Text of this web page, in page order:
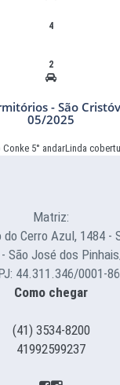
4
2
- São
05/2025
5° andarLinda
Matriz:
do Cerro Azul, 1484 -
São José dos
44.311.346/0001-86
Como chegar
(41) 3534-8200
41992599237